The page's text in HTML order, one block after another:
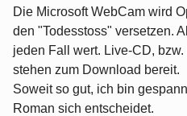
Die Microsoft WebCam wird
den "Todesstoss" versetzen.
jeden Fall wert. Live-CD,
stehen zum Download bereit.
Soweit so gut, ich bin
Roman sich entscheidet.